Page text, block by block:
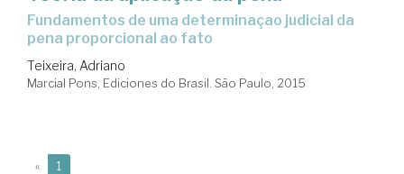
Fundamentos de uma determinaçao judicial da
pena proporcional ao fato
Teixeira, Adriano
Marcial Pons, Ediciones do Brasil. São Paulo, 2015
« 1